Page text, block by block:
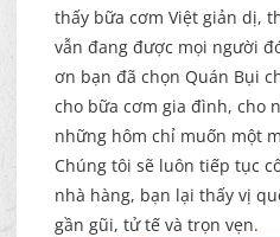
thấy bữa cơm Việt giản dị,
vẫn đang được mọi người
ơn bạn đã chọn Quán Bụi
cho bữa cơm gia đình, cho
những hôm chỉ muốn một
Chúng tôi sẽ luôn tiếp tục
nhà hàng, bạn lại thấy vị
gần gũi, tử tế và trọn vẹn.